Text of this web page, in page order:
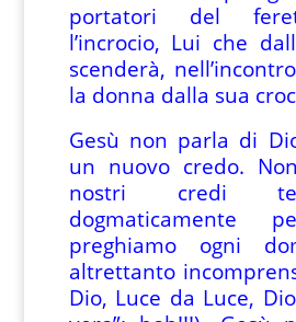
portatori del
l’incrocio, Lui che
scenderà,
la donna dalla sua
Gesù non parla di
un nuovo credo.
nostri credi
dogmaticamente
preghiamo ogni
altrettanto
Dio, Luce da Luce,